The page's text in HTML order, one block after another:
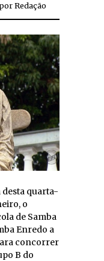
Redação
o
de Samba
Enredo a
concorrer
B do